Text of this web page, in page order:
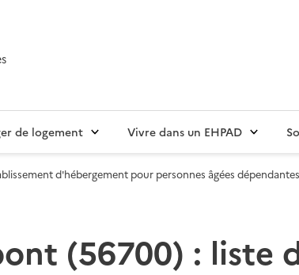
de logement Vivre dans un EHPAD
d'hébergement pour personnes âgées
(56700) : liste